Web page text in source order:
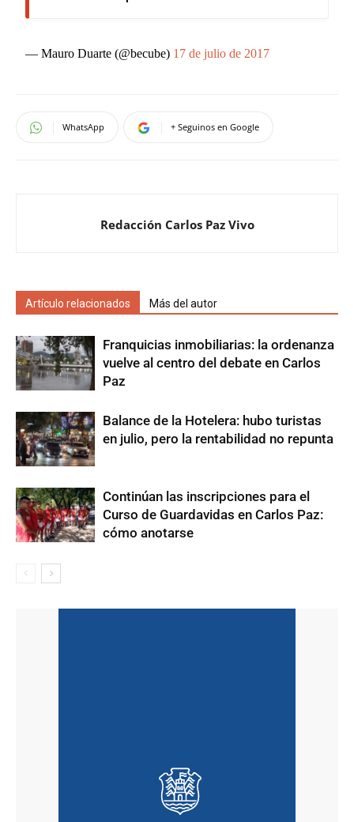
— Mauro Duarte (@becube) 17 de julio de 2017
WhatsApp + Seguinos en Google
Redacción Carlos Paz Vivo
Artículo relacionados Más del autor
Franquicias inmobiliarias: la ordenanza
vuelve al centro del debate en Carlos
Paz
Balance de la Hotelera: hubo turistas
en julio, pero la rentabilidad no repunta
Continúan las inscripciones para el
Curso de Guardavidas en Carlos Paz:
cómo anotarse